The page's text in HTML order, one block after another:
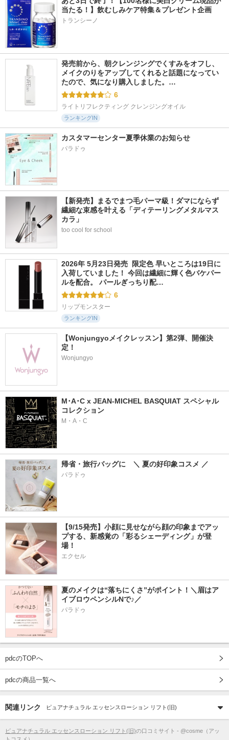
当たる！】飲むしみケア特集＆プレゼント企画
トランシーノ
発売前から、朝クレンジングでくすみをオフし、
メイクのりをアップしてくれると話題になってい
たので、気になり購入しました。…
6
ライトリフレクティング クレンジングオイル
ランキングIN
カスタマーセンター夏季休業のお知らせ
パラドゥ
【新発売】まるでまつ毛パーマ級！ダマにならず
繊細な束感を叶える「ディテーリングメタルマス
カラ」
too cool for school
2026年 5月23日発売  限定色 早いところは19日に
入荷していました！ 今回は繊細に輝く色バケパー
ルを配合。 パールぎっちり配…
6
リップモンスター
ランキングIN
【Wonjungyoメイクレッスン】第2弾、開催決
定！
Wonjungyo
M･A･C x JEAN-MICHEL BASQUIAT スペシャル
コレクション
M・A・C
帰省・旅行バッグに　＼ 夏の好印象コスメ ／
パラドゥ
【9/15発売】小顔に見せながら顔の印象までアッ
プする、新感覚の「彩るシェーディング」が登
場！
エクセル
夏のメイクは“落ちにくさ”がポイント！＼眉はア
イブロウペンシルNで♪／
パラドゥ
pdcのTOPへ
pdcの商品一覧へ
関連リンク ピュアナチュラル エッセンスローション リフト(旧)
ピュアナチュラル エッセンスローション リフト(旧)の口コミサイト - @cosme（アッ